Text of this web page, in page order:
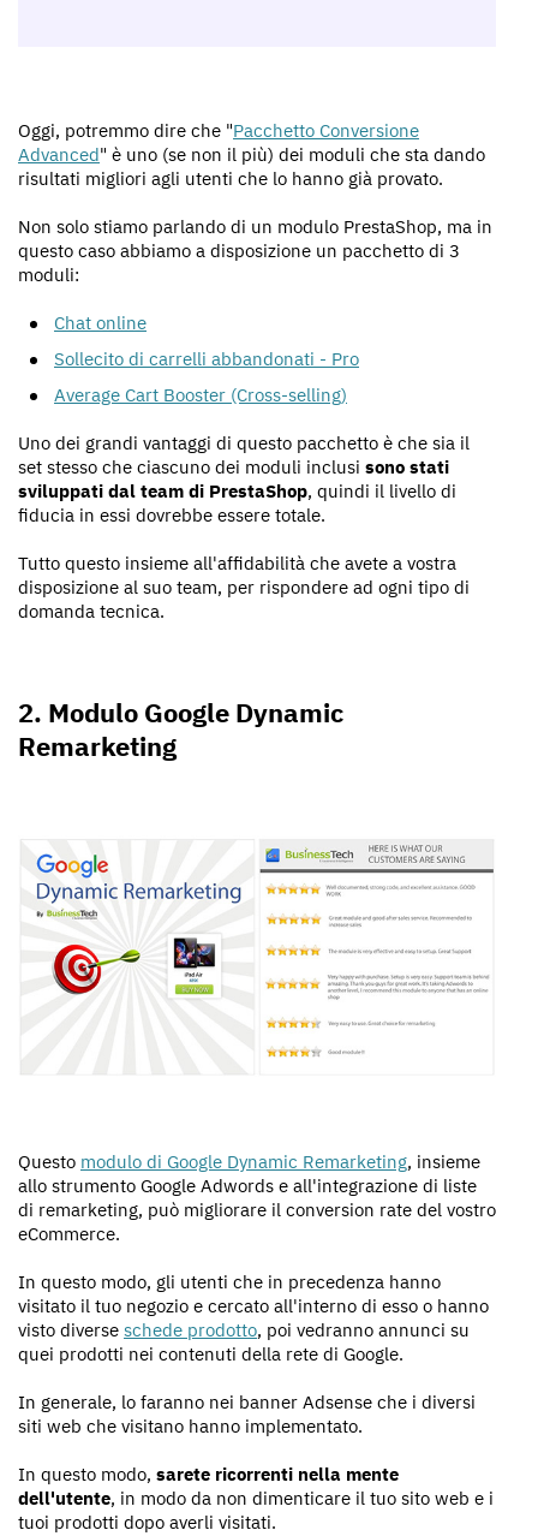
Oggi, potremmo dire che "Pacchetto Conversione
Advanced" è uno (se non il più) dei moduli che sta dando
risultati migliori agli utenti che lo hanno già provato.
Non solo stiamo parlando di un modulo PrestaShop, ma in
questo caso abbiamo a disposizione un pacchetto di 3
moduli:
Chat online
Sollecito di carrelli abbandonati - Pro
Average Cart Booster (Cross-selling)
Uno dei grandi vantaggi di questo pacchetto è che sia il
set stesso che ciascuno dei moduli inclusi sono stati
sviluppati dal team di PrestaShop, quindi il livello di
fiducia in essi dovrebbe essere totale.
Tutto questo insieme all'affidabilità che avete a vostra
disposizione al suo team, per rispondere ad ogni tipo di
domanda tecnica.
2. Modulo Google Dynamic
Remarketing
Questo modulo di Google Dynamic Remarketing, insieme
allo strumento Google Adwords e all'integrazione di liste
di remarketing, può migliorare il conversion rate del vostro
eCommerce.
In questo modo, gli utenti che in precedenza hanno
visitato il tuo negozio e cercato all'interno di esso o hanno
visto diverse schede prodotto, poi vedranno annunci su
quei prodotti nei contenuti della rete di Google.
In generale, lo faranno nei banner Adsense che i diversi
siti web che visitano hanno implementato.
In questo modo, sarete ricorrenti nella mente
dell'utente, in modo da non dimenticare il tuo sito web e i
tuoi prodotti dopo averli visitati.